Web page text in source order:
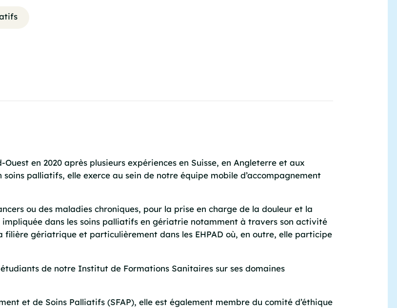
en 2020 après plusieurs expériences en Suisse, en Angleterre et aux
soins palliatifs, elle exerce au sein de notre équipe mobile d’accompagnement
ou des maladies chroniques, pour la prise en charge de la douleur et la
dans les soins palliatifs en gériatrie notamment à travers son activité
filière gériatrique et particulièrement dans les EHPAD où, en outre, elle participe
de notre Institut de Formations Sanitaires sur ses domaines
et de Soins Palliatifs (SFAP), elle est également membre du comité d’éthique